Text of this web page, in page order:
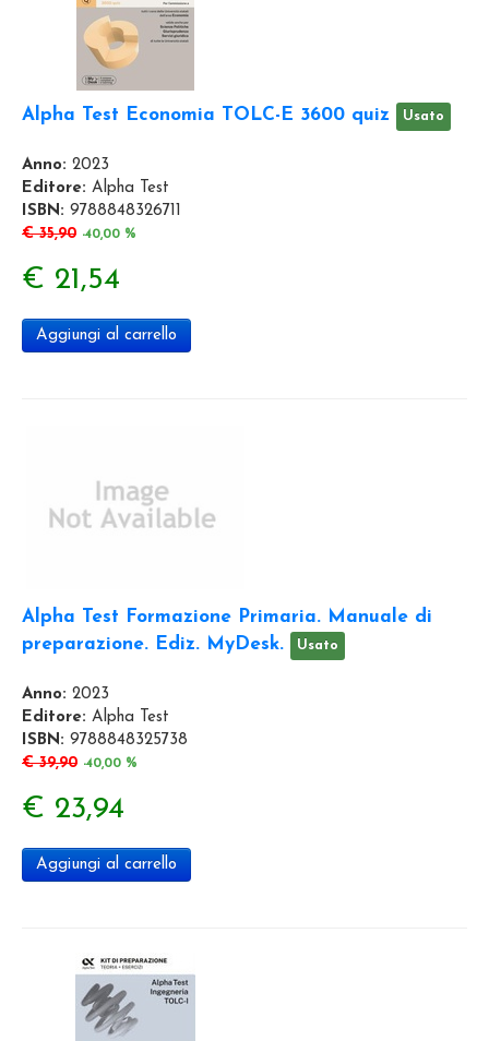
Alpha Test Economia TOLC-E 3600 quiz Usato
Anno: 2023
Editore: Alpha Test
ISBN: 9788848326711
€ 35,90 -40,00 %
€ 21,54
Aggiungi al carrello
Alpha Test Formazione Primaria. Manuale di
preparazione. Ediz. MyDesk.
Usato
Anno: 2023
Editore: Alpha Test
ISBN: 9788848325738
€ 39,90 -40,00 %
€ 23,94
Aggiungi al carrello